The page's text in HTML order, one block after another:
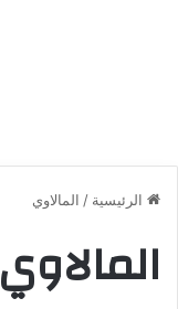
الرئيسية / المالاوي
المالاوي